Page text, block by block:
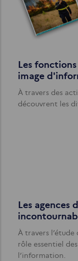
Les
image
À travers des
découvrent les
Les agences
À travers l’étude
rôle essentiel
l’information.